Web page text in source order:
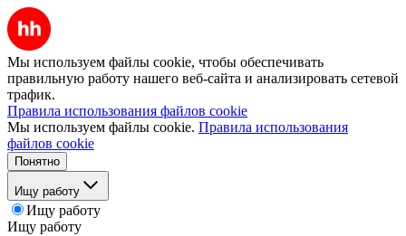
Мы используем файлы cookie, чтобы обеспечивать
правильную работу нашего веб-сайта и анализировать сетевой
трафик.
Правила использования файлов cookie
Мы используем файлы cookie. Правила использования
файлов cookie
Понятно
Ищу работу
Ищу работу
Ищу работу